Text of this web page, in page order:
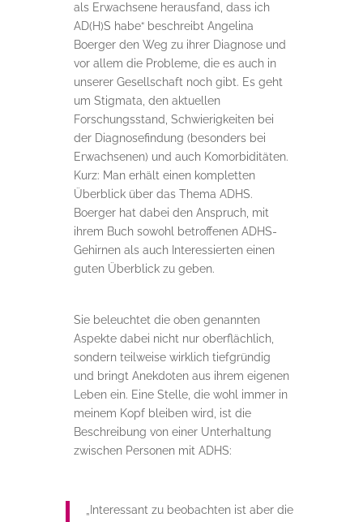
als Erwachsene herausfand, dass ich
AD(H)S habe“ beschreibt Angelina
Boerger den Weg zu ihrer Diagnose und
vor allem die Probleme, die es auch in
unserer Gesellschaft noch gibt. Es geht
um Stigmata, den aktuellen
Forschungsstand, Schwierigkeiten bei
der Diagnosefindung (besonders bei
Erwachsenen) und auch Komorbiditäten.
Kurz: Man erhält einen kompletten
Überblick über das Thema ADHS.
Boerger hat dabei den Anspruch, mit
ihrem Buch sowohl betroffenen ADHS-
Gehirnen als auch Interessierten einen
guten Überblick zu geben.
Sie beleuchtet die oben genannten
Aspekte dabei nicht nur oberflächlich,
sondern teilweise wirklich tiefgründig
und bringt Anekdoten aus ihrem eigenen
Leben ein. Eine Stelle, die wohl immer in
meinem Kopf bleiben wird, ist die
Beschreibung von einer Unterhaltung
zwischen Personen mit ADHS:
„Interessant zu beobachten ist aber die